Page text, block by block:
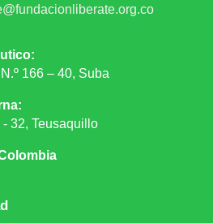
166 – 40, Suba
32, Teusaquillo